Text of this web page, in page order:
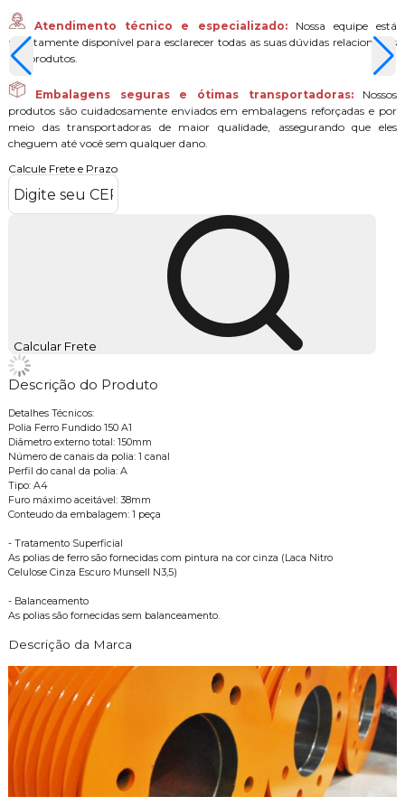
Atendimento técnico e especializado:
Nossa equipe está
prontamente disponível para esclarecer todas as suas dúvidas relacionadas
aos produtos.
Embalagens seguras e ótimas transportadoras:
Nossos
produtos são cuidadosamente enviados em embalagens reforçadas e por
meio das transportadoras de maior qualidade, assegurando que eles
cheguem até você sem qualquer dano.
Calcule Frete e Prazo
Calcular Frete
Descrição do Produto
Detalhes Técnicos:
Polia Ferro Fundido 150 A1
Diâmetro externo total: 150mm
Número de canais da polia: 1 canal
Perfil do canal da polia: A
Tipo: A4
Furo máximo aceitável: 38mm
Conteudo da embalagem: 1 peça
- Tratamento Superficial
As polias de ferro são fornecidas com pintura na cor cinza (Laca Nitro
Celulose Cinza Escuro Munsell N3,5)
- Balanceamento
As polias são fornecidas sem balanceamento.
Descrição da Marca